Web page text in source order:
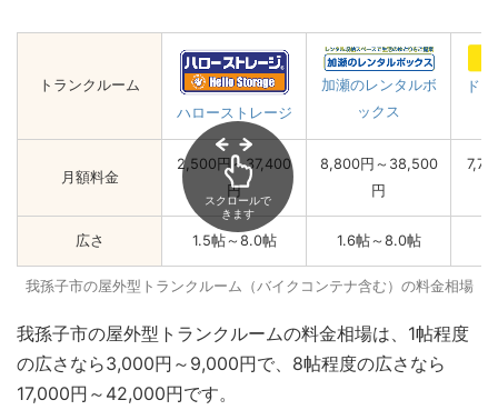
トランクルーム
ハローストレージ
加瀬のレンタルボ
ックス
ド
月額料金
2,500円～37,400
円
8,800円～38,500
円
広さ 1.5帖～8.0帖 1.6帖～8.0帖
スクロールで
きます
我孫子市の屋外型トランクルーム（バイクコンテナ含む）の料金相場
我孫子市の屋外型トランクルームの料金相場は、1帖程度
の広さなら3,000円～9,000円で、8帖程度の広さなら
17,000円～42,000円です。